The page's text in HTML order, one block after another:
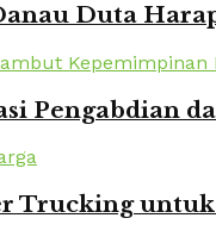
Duta
Pengabdian
Trucking